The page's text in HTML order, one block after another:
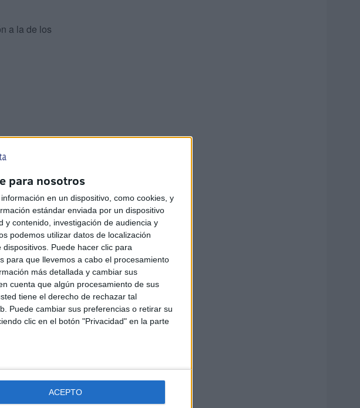
para nosotros
en un dispositivo, como cookies, y
estándar enviada por un dispositivo
y contenido, investigación de audiencia y
podemos utilizar datos de localización
Puede hacer clic para
para que llevemos a cabo el procesamiento
más detallada y cambiar sus
cuenta que algún procesamiento de sus
tiene el derecho de rechazar tal
Puede cambiar sus preferencias o retirar su
clic en el botón "Privacidad" en la parte
ACEPTO
a la de los